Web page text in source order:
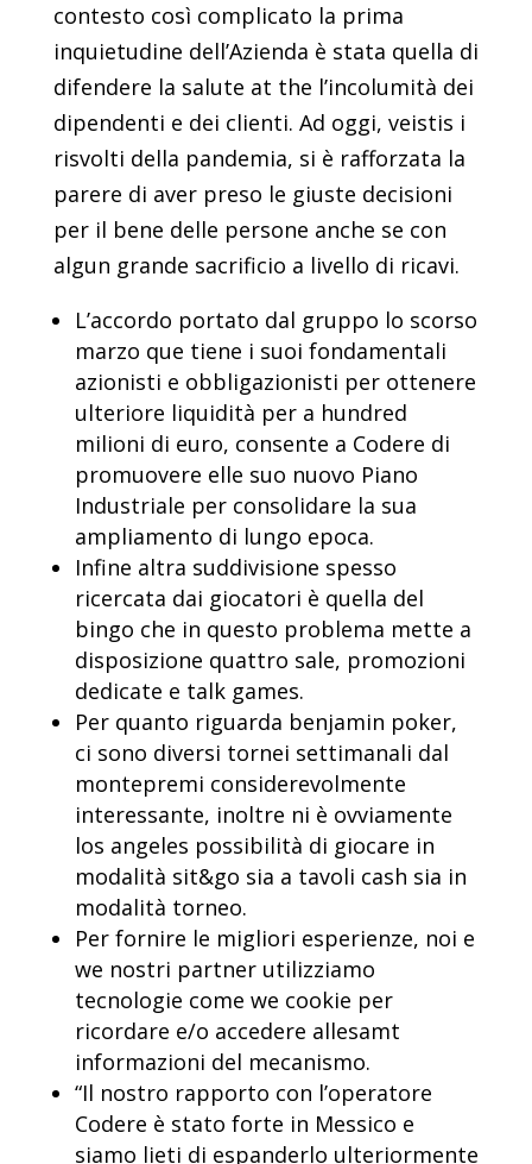
contesto così complicato la prima
inquietudine dell’Azienda è stata quella di
difendere la salute at the l’incolumità dei
dipendenti e dei clienti. Ad oggi, veistis i
risvolti della pandemia, si è rafforzata la
parere di aver preso le giuste decisioni
per il bene delle persone anche se con
algun grande sacrificio a livello di ricavi.
L’accordo portato dal gruppo lo scorso
marzo que tiene i suoi fondamentali
azionisti e obbligazionisti per ottenere
ulteriore liquidità per a hundred
milioni di euro, consente a Codere di
promuovere elle suo nuovo Piano
Industriale per consolidare la sua
ampliamento di lungo epoca.
Infine altra suddivisione spesso
ricercata dai giocatori è quella del
bingo che in questo problema mette a
disposizione quattro sale, promozioni
dedicate e talk games.
Per quanto riguarda benjamin poker,
ci sono diversi tornei settimanali dal
montepremi considerevolmente
interessante, inoltre ni è ovviamente
los angeles possibilità di giocare in
modalità sit&go sia a tavoli cash sia in
modalità torneo.
Per fornire le migliori esperienze, noi e
we nostri partner utilizziamo
tecnologie come we cookie per
ricordare e/o accedere allesamt
informazioni del mecanismo.
“Il nostro rapporto con l’operatore
Codere è stato forte in Messico e
siamo lieti di espanderlo ulteriormente